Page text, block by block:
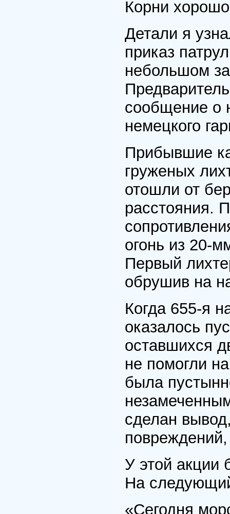
Корни
Детали я
приказ
небольшом
сообщение о
немецкого
Прибывшие
груженых
отошли от
расстояния.
огонь из 20-
Первый
обрушив на
Когда 655-я
оказалось
оставшихся
не помогли
была
сделан
У этой акции
На
«Сегодня